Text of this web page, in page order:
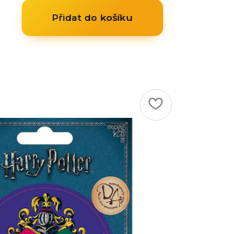
Přidat do košíku